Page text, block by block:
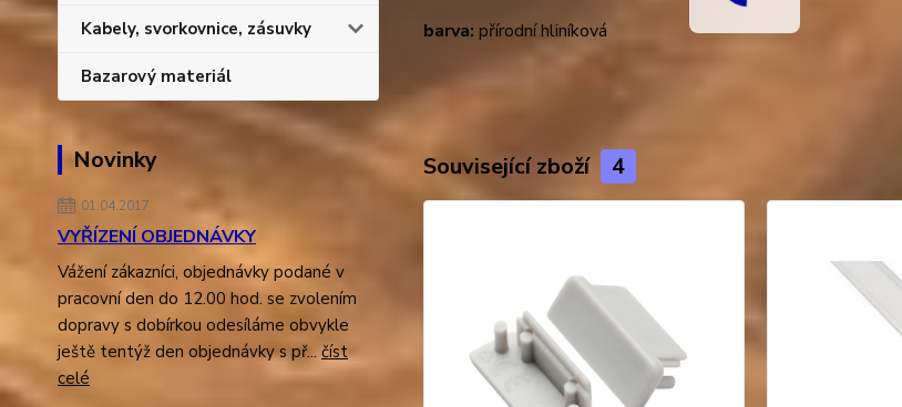
Kabely, svorkovnice, zásuvky
Bazarový materiál
Novinky
01.04.2017
VYŘÍZENÍ OBJEDNÁVKY
Vážení zákazníci, objednávky podané v
pracovní den do 12.00 hod. se zvolením
dopravy s dobírkou odesíláme obvykle
ještě tentýž den objednávky s př... číst
celé
barva: přírodní hliníková
Související zboží 4